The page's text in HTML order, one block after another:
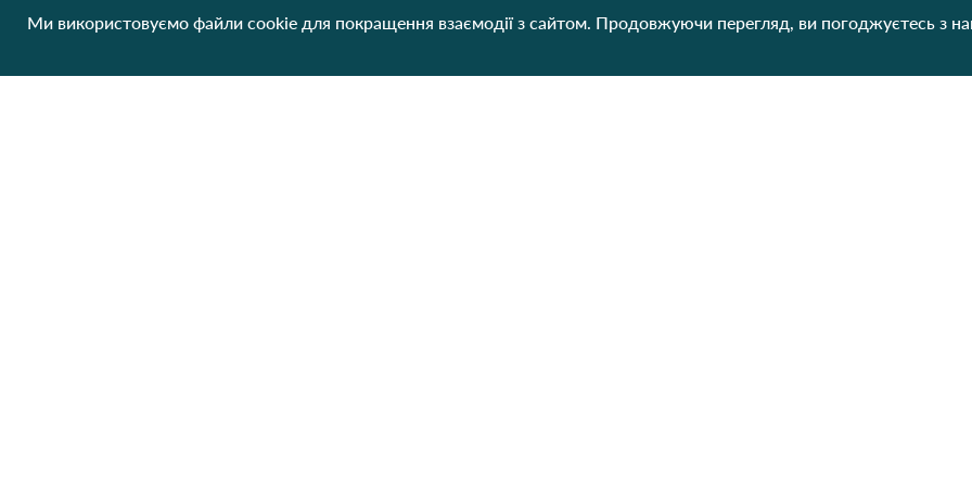
Ми використовуємо файли cookie для покращення взаємодії з сайтом. Продовжуючи перегляд, ви погоджуєтесь з